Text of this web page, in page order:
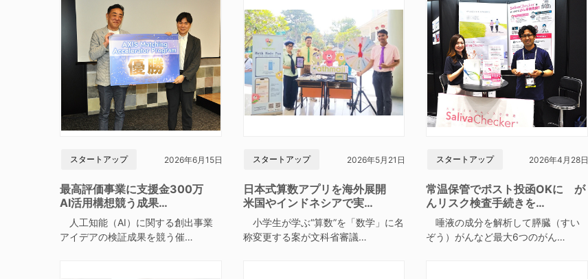
スタートアップ 2026年6月15日
最高評価事業に支援金300万
AI活用構想競う成果…
人工知能（AI）に関する創出事業
アイデアの検証成果を競う催…
スタートアップ 2026年5月21日
日本式算数アプリを海外展開
米国やインドネシアで実…
小学生が学ぶ“算数”を「数学」に名
称変更する案が文科省審議…
スタートアップ 2026年4月28日
常温保管でポスト投函OKに が
んリスク検査手続きを…
唾液の成分を解析して膵臓（すい
ぞう）がんなど最大6つのがん…